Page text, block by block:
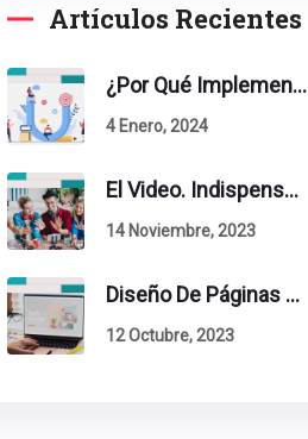
Artículos Recientes
¿Por Qué Implementar La Metodología Inbound Marketing En Tu Empresa?
4 Enero, 2024
El Video. Indispensable En Tu Estrategia De Contenidos.
14 Noviembre, 2023
Diseño De Páginas Web. Esto Debe Tener Un Sitio Exitoso.
12 Octubre, 2023